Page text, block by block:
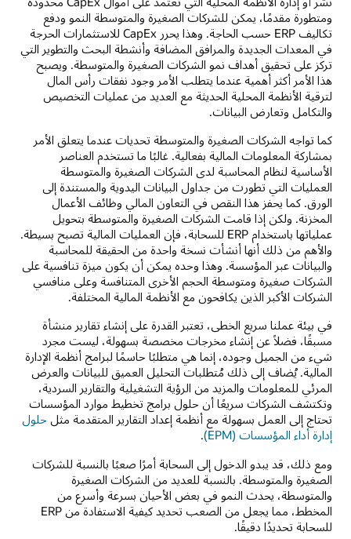
ومتطورة مقدمًا، يمكن للشركات الصغيرة والمتوسطة النمو ودفع
تكاليف ERP حسب الحاجة. وهذا يحرر CapEx للاستثمارات الحرجة
في المعدات الجديدة والمرافق المضافة وأنشطة البحث والتطوير التي
تركز على تحقيق أهداف نمو الشركات الصغيرة والمتوسطة. ويصبح
هذا الأمر أكثر أهمية عندما يتطلب الأمر وجود نفقات رأس المال
لترقية الأنظمة المحلية الحديثة مع العديد من عمليات التخصيص
والتكامل وتعارض البيانات.
كما تواجه الشركات الصغيرة والمتوسطة تحديات عندما يتعلق الأمر
بمشاركة المعلومات المالية بفعالية. غالبًا ما تستخدم العناصر
الأساسية لنظام المحاسبة لدى الشركات الصغيرة والمتوسطة
العمليات التي تطورت من جداول البيانات اليدوية والمستندة إلى
الورق. كما يحفز هذا النقص في التعاون المالي وظائف الأعمال
المخزنة. ولكن إذا قامت الشركات الصغيرة والمتوسطة بتحويل
عملياتها باستخدام ERP للسحابة، فإن العمليات المالية تصبح بسيطة.
والأهم من ذلك أنها أنشأت نسخة واحدة من الحقيقة للمحاسبة
والبيانات عبر المؤسسة. وهذا وحده يمكن أن يكون ميزة تنافسية على
الشركات صغيرة ومتوسطة الحجم الأخرى المتنافسة وعلى منافسي
الشركات الأكبر الذين يكافحون مع الأنظمة المالية المختلفة.
في بيئة عملنا سريع الخطى، تعتبر القدرة على إنشاء تقارير منشأة
مسبقًا، فضلاً عن إنشاء مخرجات مخصصة بسهولة، ليست مجرد
شيء من الجميل وجوده، إنما هي متطلبًا حاسمًا لبرامج أنظمة الإدارة
المالية. يُضاف إلى ذلك مُتطلبات التحليل العميق للبيانات والعرض
المرئي للمعلومات والمزيد من الرؤية التشغيلية والتقارير السردية،
وتكتشف الشركات سريعًا أن حلول برامج تخطيط موارد المؤسسات
تحتاج إلى العمل بسهولة مع أنظمة إعداد التقارير المتقدمة مثل حلول
إدارة أداء المؤسسات (EPM)
.
ومع ذلك، قد يبدو الدخول إلى السحابة أمرًا صعبًا بالنسبة للشركات
الصغيرة والمتوسطة. بالنسبة للعديد من الشركات الصغيرة
والمتوسطة، يحدث النمو في بعض الأحيان بسرعة وأسرع من
المخطط، مما يجعل من الصعب تحديد كيفية الاستفادة من ERP
للسحابة تحديدًا دقيقًا.